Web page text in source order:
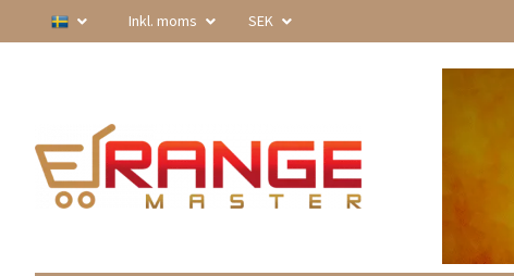
Inkl. moms SEK